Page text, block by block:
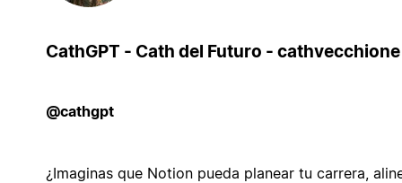
CathGPT - Cath del Futuro - cathvecchione
@cathgpt
¿Imaginas que Notion pueda planear tu carrera,